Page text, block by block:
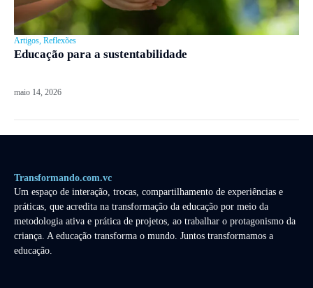
Artigos, Reflexões
Educação para a sustentabilidade
maio 14, 2026
Transformando.com.vc
Um espaço de interação, trocas, compartilhamento de experiências e
práticas, que acredita na transformação da educação por meio da
metodologia ativa e prática de projetos, ao trabalhar o protagonismo da
criança. A educação transforma o mundo. Juntos transformamos a
educação.